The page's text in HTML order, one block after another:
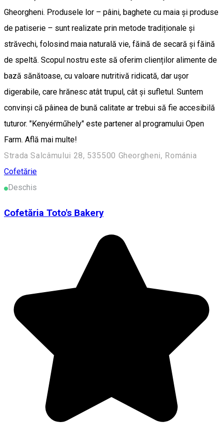
Gheorgheni. Produsele lor – pâini, baghete cu maia și produse
de patiserie – sunt realizate prin metode tradiționale și
străvechi, folosind maia naturală vie, făină de secară și făină
de speltă. Scopul nostru este să oferim clienților alimente de
bază sănătoase, cu valoare nutritivă ridicată, dar ușor
digerabile, care hrănesc atât trupul, cât și sufletul. Suntem
convinși că pâinea de bună calitate ar trebui să fie accesibilă
tuturor. "Kenyérműhely" este partener al programului Open
Farm. Află mai multe!
Strada Salcâmului 28, 535500 Gheorgheni, Románia
Cofetărie
Deschis
Cofetăria Toto's Bakery